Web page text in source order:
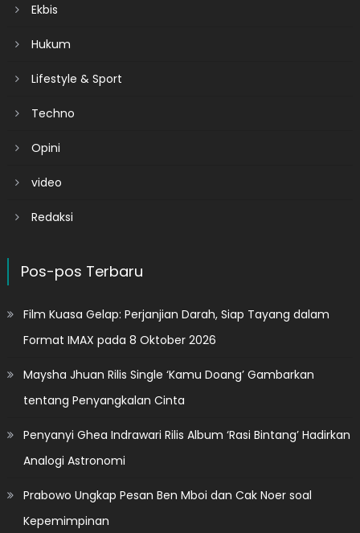
Ekbis
Hukum
Lifestyle & Sport
Techno
Opini
video
Redaksi
Pos-pos Terbaru
Film Kuasa Gelap: Perjanjian Darah, Siap Tayang dalam
Format IMAX pada 8 Oktober 2026
Maysha Jhuan Rilis Single ‘Kamu Doang’ Gambarkan
tentang Penyangkalan Cinta
Penyanyi Ghea Indrawari Rilis Album ‘Rasi Bintang’ Hadirkan
Analogi Astronomi
Prabowo Ungkap Pesan Ben Mboi dan Cak Noer soal
Kepemimpinan